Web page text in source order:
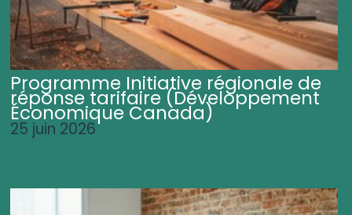
Programme Initiative régionale de
réponse tarifaire (Développement
Économique Canada)
25 juin 2026